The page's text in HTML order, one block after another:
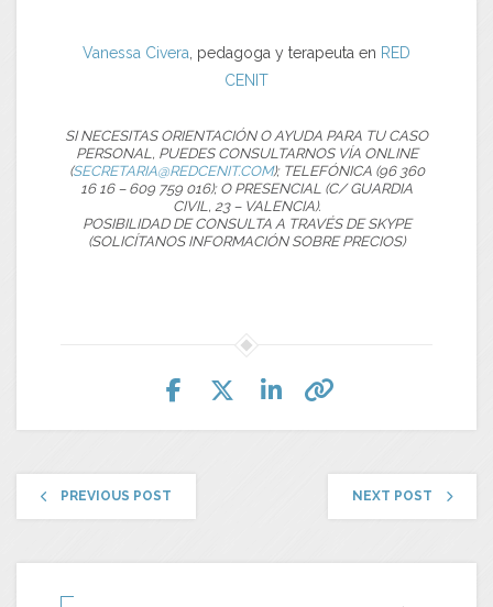
Vanessa Civera , pedagoga y terapeuta en RED
CENIT
SI NECESITAS ORIENTACIÓN O AYUDA PARA TU CASO
PERSONAL, PUEDES CONSULTARNOS VÍA ONLINE
(SECRETARIA@REDCENIT.COM); TELEFÓNICA (96 360
16 16 – 609 759 016); O PRESENCIAL (C/ GUARDIA
CIVIL, 23 – VALENCIA).
POSIBILIDAD DE CONSULTA A TRAVÉS DE SKYPE
(SOLICÍTANOS INFORMACIÓN SOBRE PRECIOS)
PREVIOUS POST NEXT POST